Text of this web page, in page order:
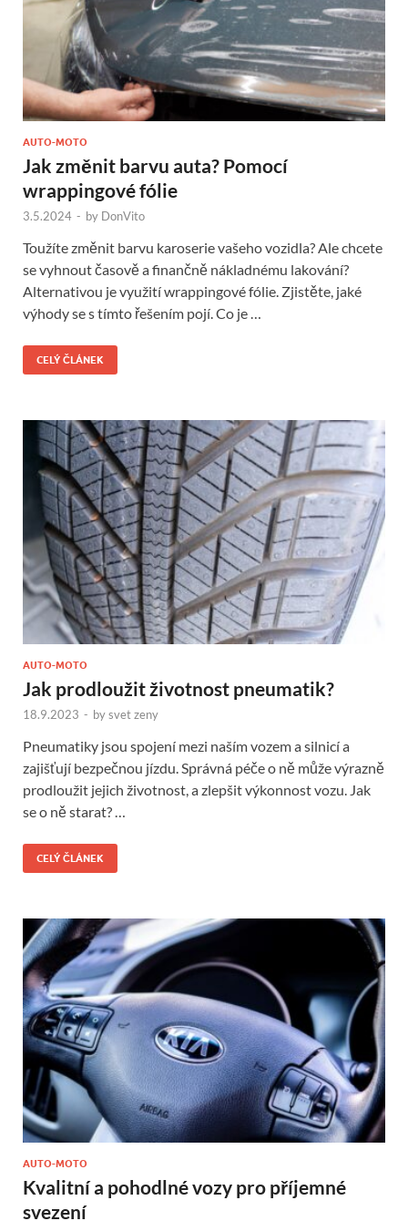
AUTO-MOTO
Jak změnit barvu auta? Pomocí
wrappingové fólie
3.5.2024 - by DonVito
Toužíte změnit barvu karoserie vašeho vozidla? Ale chcete
se vyhnout časově a finančně nákladnému lakování?
Alternativou je využití wrappingové fólie. Zjistěte, jaké
výhody se s tímto řešením pojí. Co je …
CELÝ ČLÁNEK
AUTO-MOTO
Jak prodloužit životnost pneumatik?
18.9.2023 - bysvet zeny
Pneumatiky jsou spojení mezi naším vozem a silnicí a
zajišťují bezpečnou jízdu. Správná péče o ně může výrazně
prodloužit jejich životnost, a zlepšit výkonnost vozu. Jak
se o ně starat? …
CELÝ ČLÁNEK
AUTO-MOTO
Kvalitní a pohodlné vozy pro příjemné
svezení